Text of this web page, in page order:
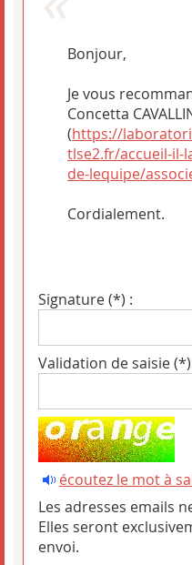
Bonjour,
Je vous
Concetta
(https://
tlse2.fr/accueil-
de-lequipe/
Cordialement.
Signature (*) :
Validation de saisie (*)
écoutez le mot à
Les adresses emails
Elles seront
envoi.